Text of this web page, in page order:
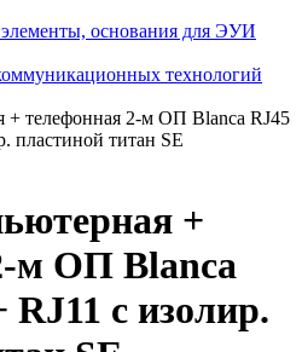
основания для ЭУИ
технологий
+ телефонная 2-м ОП Blanca RJ45
пластиной титан SE
+
м ОП Blanca
RJ11 с изолир.